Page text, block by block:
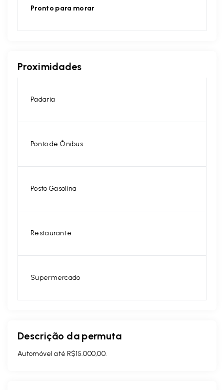
Pronto para morar
Proximidades
Padaria
Ponto de Ônibus
Posto Gasolina
Restaurante
Supermercado
Descrição da permuta
Automóvel até R$15.000,00.